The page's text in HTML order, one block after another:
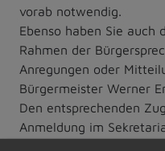
vorab notwendig.
Ebenso haben Sie
Rahmen der
Anregungen oder
Bürgermeister Werner
Den entsprechenden
Anmeldung im